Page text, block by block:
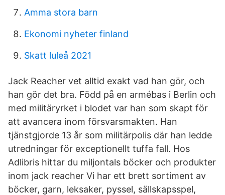
Amma stora barn
Ekonomi nyheter finland
Skatt luleå 2021
Jack Reacher vet alltid exakt vad han gör, och
han gör det bra. Född på en armébas i Berlin och
med militäryrket i blodet var han som skapt för
att avancera inom försvarsmakten. Han
tjänstgjorde 13 år som militärpolis där han ledde
utredningar för exceptionellt tuffa fall. Hos
Adlibris hittar du miljontals böcker och produkter
inom jack reacher Vi har ett brett sortiment av
böcker, garn, leksaker, pyssel, sällskapsspel,